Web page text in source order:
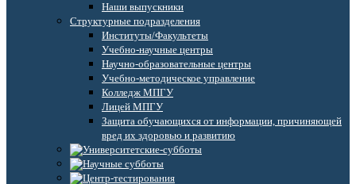
Наши выпускники
Структурные подразделения
Институты/Факультеты
Учебно-научные центры
Научно-образовательные центры
Учебно-методическое управление
Колледж МПГУ
Лицей МПГУ
Защита обучающихся от информации, причиняющей
вред их здоровью и развитию